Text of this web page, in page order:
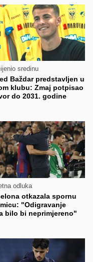
sredinu
Baždar predstavljen u
klubu: Zmaj potpisao
do 2031. godine
odluka
otkazala spornu
"Odigravanje
bilo bi neprimjereno"